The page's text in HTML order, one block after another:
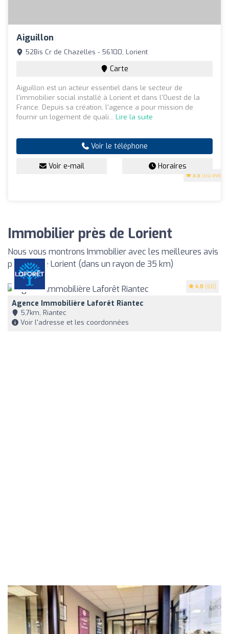
Aiguillon
3.5 (60 avis)
52Bis Cr de Chazelles - 56100, Lorient
Carte
Aiguillon est un acteur essentiel dans le secteur de
l'immobilier social installé à Lorient et dans l'Ouest de la
France. Depuis sa création, l'agence a pour mission de
fournir un logement de quali... Lire la suite
Voir le téléphone
Voir e-mail Horaires
Immobilier près de Lorient
Nous vous montrons Immobilier avec les meilleures avis
proches de Lorient (dans un rayon de 35 km)
4.8 (60)
Agence Immobilière Laforêt Riantec
5,7km, Riantec
Voir l'adresse et les coordonnées